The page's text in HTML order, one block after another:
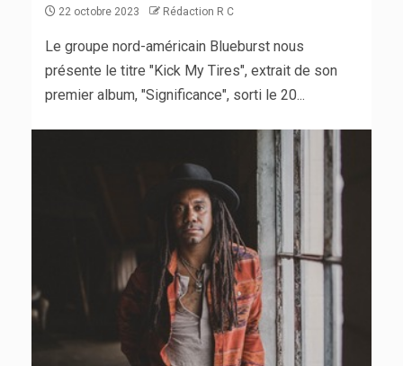
22 octobre 2023 Rédaction R C
Le groupe nord-américain Blueburst nous
présente le titre "Kick My Tires", extrait de son
premier album, "Significance", sorti le 20...